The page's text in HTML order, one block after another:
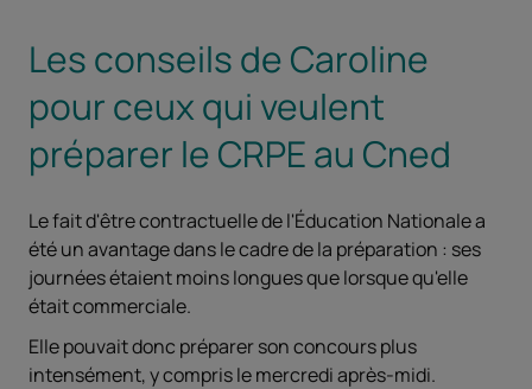
Les conseils de Caroline
pour ceux qui veulent
préparer le CRPE au Cned
Le fait d'être contractuelle de l'Éducation Nationale a
été un avantage dans le cadre de la préparation : ses
journées étaient moins longues que lorsque qu'elle
était commerciale.
Elle pouvait donc préparer son concours plus
intensément, y compris le mercredi après-midi.